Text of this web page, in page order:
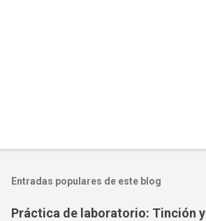
Entradas populares de este blog
Práctica de laboratorio: Tinción y